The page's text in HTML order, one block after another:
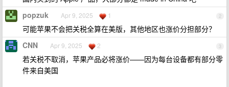
2
popzuk Apr 9, 2025 1
可能苹果不会把关税全算在美版，其他地区也涨价分担部分？
3
CNN Apr 9, 2025 2
若关税不取消，苹果产品必将涨价——因为每台设备都有部分零
件来自美国